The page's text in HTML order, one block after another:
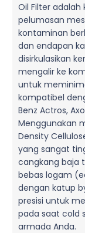
Oil Filter
pelumasan
kontaminan
dan endapan
disirkulasikan
mengalir ke
untuk
kompatibel
Benz Actros,
Menggunakan
Density
yang sangat
cangkang baja
bebas logam
dengan katup
presisi untuk
pada saat cold
armada Anda.